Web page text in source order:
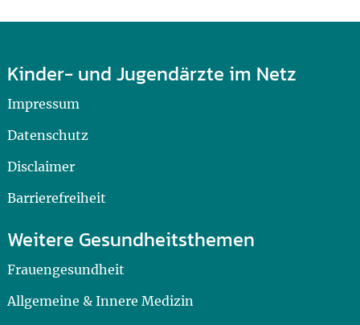
Kinder- und Jugendärzte im Netz
Impressum
Datenschutz
Disclaimer
Barrierefreiheit
Weitere Gesundheitsthemen
Frauengesundheit
Allgemeine & Innere Medizin